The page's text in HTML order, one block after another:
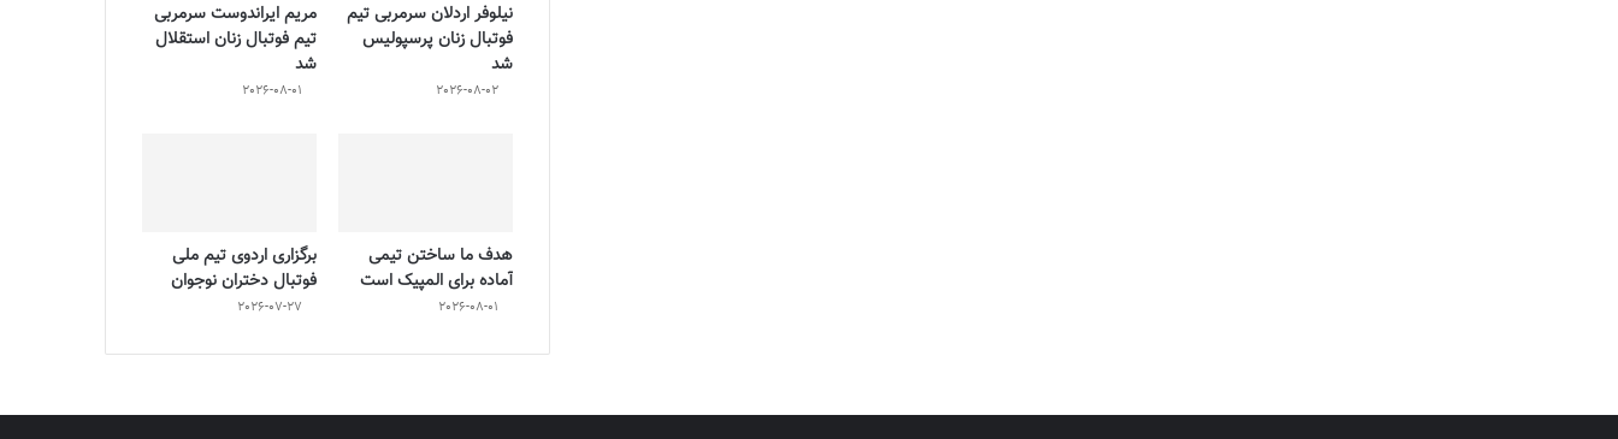
نیلوفر اردلان سرمربی تیم
فوتبال زنان پرسپولیس
شد
2026-08-02
مریم ایراندوست سرمربی
تیم فوتبال زنان استقلال
شد
2026-08-01
هدف ما ساختن تیمی
آماده برای المپیک است
2026-08-01
برگزاری اردوی تیم ملی
فوتبال دختران نوجوان
2026-07-27